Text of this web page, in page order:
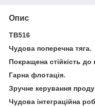
Опис
TB516
Чудова поперечна тяга.
Покращена стійкість до
Гарна флотація.
Зручне керування
Чудова інтеграційна